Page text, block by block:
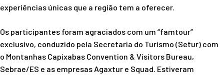
experiências únicas que a região tem a oferecer.
Os participantes foram agraciados com um “famtour”
exclusivo, conduzido pela Secretaria do Turismo (Setur) com
o Montanhas Capixabas Convention & Visitors Bureau,
Sebrae/ES e as empresas Agaxtur e Squad. Estiveram